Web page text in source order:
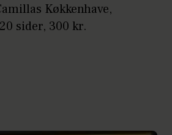
Køkkenhave,
sider, 300 kr.